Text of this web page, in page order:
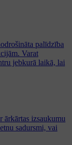
palīdzība
Varat
jebkurā laikā, lai
ārkārtas izsaukumu
sadursmi, vai